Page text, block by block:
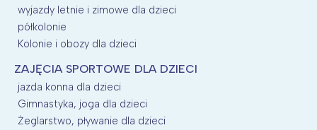
wyjazdy letnie i zimowe dla dzieci
półkolonie
Kolonie i obozy dla dzieci
ZAJĘCIA SPORTOWE DLA DZIECI
jazda konna dla dzieci
Gimnastyka, joga dla dzieci
Żeglarstwo, pływanie dla dzieci